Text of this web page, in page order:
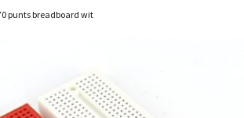
punts breadboard wit